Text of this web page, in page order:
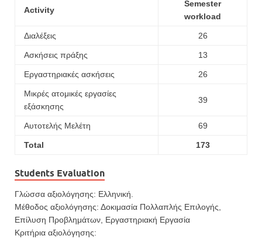
Activity
Semester
workload
Διαλέξεις 26
Ασκήσεις πράξης 13
Εργαστηριακές ασκήσεις 26
Μικρές ατομικές εργασίες
εξάσκησης
39
Αυτοτελής Μελέτη 69
Total 173
Students Evaluation
Γλώσσα αξιολόγησης: Ελληνική.
Μέθοδος αξιολόγησης: Δοκιμασία Πολλαπλής Επιλογής,
Επίλυση Προβλημάτων, Εργαστηριακή Εργασία
Κριτήρια αξιολόγησης: